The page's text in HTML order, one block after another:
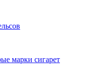
марки сигарет